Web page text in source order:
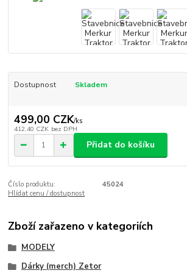
Dostupnost Skladem
499,00 CZK/ks
412,40 CZK bez DPH
Přidat do košíku
Číslo produktu:
45024
Hlídat cenu / dostupnost
Zboží zařazeno v kategoriích
MODELY
Dárky (merch) Zetor